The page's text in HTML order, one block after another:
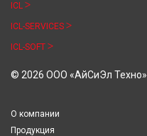
ICL
ICL-SERVICES
ICL-SOFT
© 2026 ООО «АйСиЭл Техно»
О компании
Продукция